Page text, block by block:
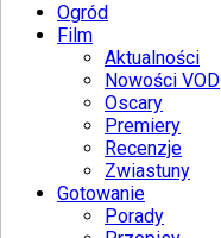
Ogród
Film
Aktualności
Nowości VOD
Oscary
Premiery
Recenzje
Zwiastuny
Gotowanie
Porady